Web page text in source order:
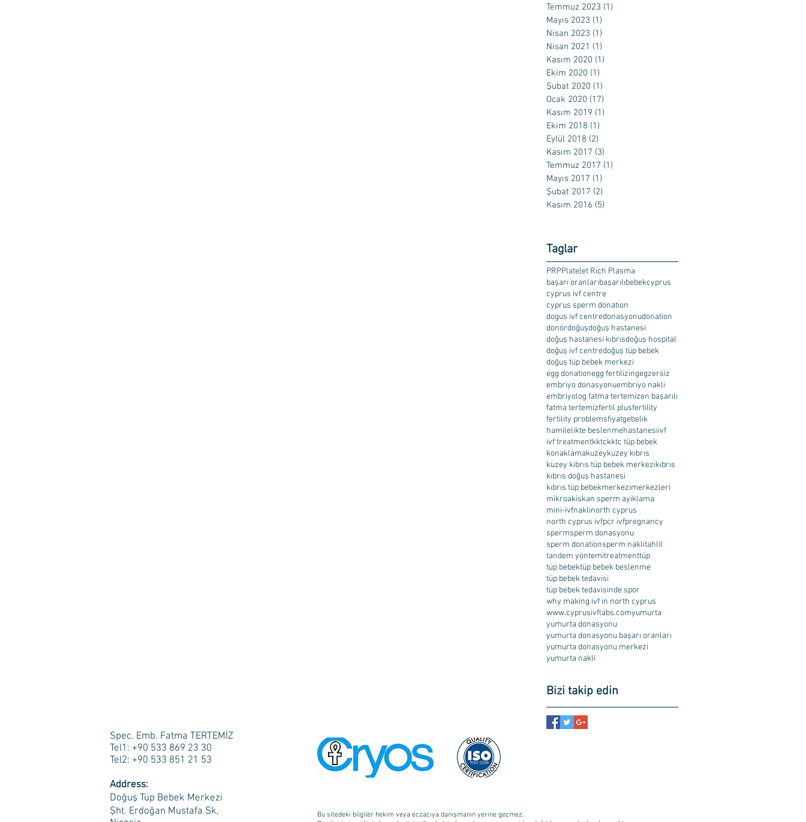
Temmuz 2023 (1)
Mayıs 2023 (1)
Nisan 2023 (1)
Nisan 2021 (1)
Kasım 2020 (1)
Ekim 2020 (1)
Şubat 2020 (1)
Ocak 2020 (17)
Kasım 2019 (1)
Ekim 2018 (1)
Eylül 2018 (2)
Kasım 2017 (3)
Temmuz 2017 (1)
Mayıs 2017 (1)
Şubat 2017 (2)
Kasım 2016 (5)
Taglar
PRPPlatelet Rich Plasma
başarı oranlarıbaşarılıbebekcyprus
cyprus ivf centre
cyprus sperm donation
dogus ivf centredonasyonudonation
donördoğuşdoğuş hastanesi
doğuş hastanesi kıbrısdoğuş hospital
doğuş ivf centredoğuş tüp bebek
doğuş tüp bebek merkezi
egg donationegg fertilizingegzersiz
embriyo donasyonuembriyo nakli
embriyolog fatma tertemizen başarılı
fatma tertemizfertil plusfertility
fertility problemsfiyatgebelik
hamilelikte beslenmehastanesiivf
ivf treatmentkktckktc tüp bebek
konaklamakuzeykuzey kıbrıs
kuzey kıbrıs tüp bebek merkezikıbrıs
kıbrıs doğuş hastanesi
kıbrıs tüp bebekmerkezimerkezleri
mikroakiskan sperm ayiklama
mini-ivfnaklinorth cyprus
north cyprus ivfpcr ivfpregnancy
spermsperm donasyonu
sperm donationsperm naklitahlil
tandem yöntemitreatmenttüp
tüp bebektüp bebek beslenme
tüp bebek tedavisi
tüp bebek tedavisinde spor
why making ivf in north cyprus
www.cyprusivflabs.comyumurta
yumurta donasyonu
yumurta donasyonu başarı oranları
yumurta donasyonu merkezi
yumurta nakli
Bizi takip edin
Spec. Emb. Fatma TERTEMİZ
Tel1: +90 533 869 23 30
Tel2: +90 533 851 21 53
Address:
Doğuş Tüp Bebek Merkezi
Şht. Erdoğan Mustafa Sk,
Bu sitedeki bilgiler hekim veya eczacıya danışmanın yerine geçmez.